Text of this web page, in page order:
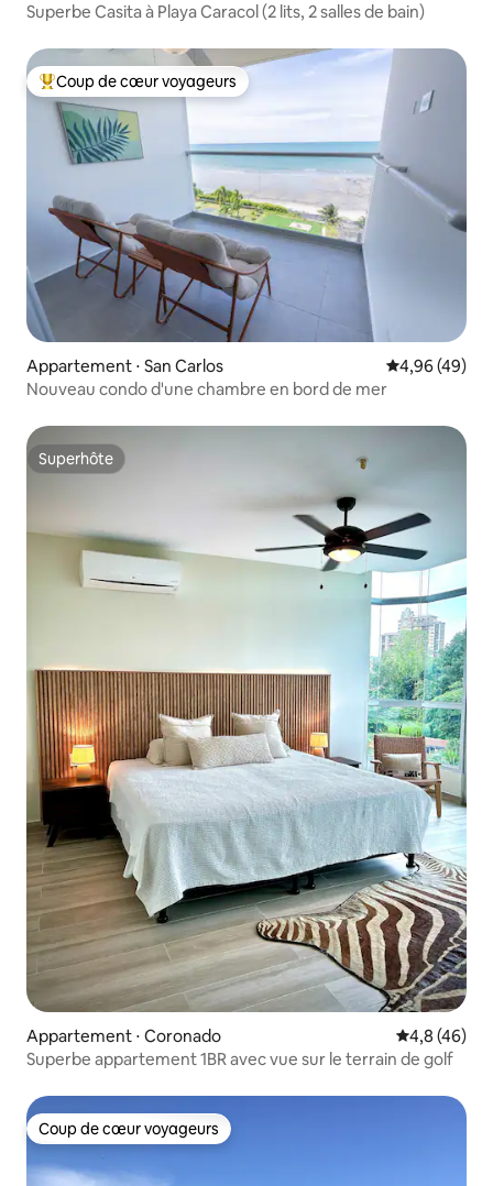
Superbe Casita à Playa Caracol (2 lits, 2 salles de bain)
Coups de cœur voyageurs les plus appréciés
Coup de cœur voyageurs
Appartement ⋅ San Carlos Évaluation
4,96 (49)
Nouveau condo d'une chambre en bord de mer
Superhôte
Superhôte
Appartement ⋅ Coronado Évaluation
4,8 (46)
Superbe appartement 1BR avec vue sur le terrain de golf
Coup de cœur voyageurs
Coup de cœur voyageurs